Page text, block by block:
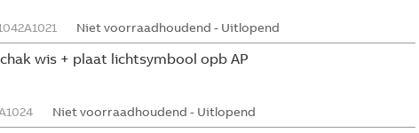
Niet voorraadhoudend - Uitlopend
wis + plaat lichtsymbool opb AP
Niet voorraadhoudend - Uitlopend